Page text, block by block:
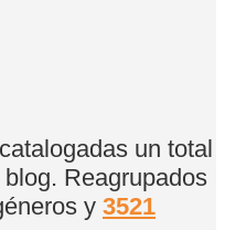
un total
Reagrupados
y 3521